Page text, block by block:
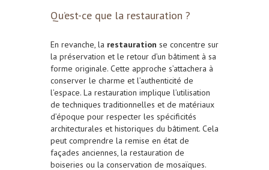
Qu’est-ce que la restauration ?
En revanche, la restauration se concentre sur
la préservation et le retour d’un bâtiment à sa
forme originale. Cette approche s’attachera à
conserver le charme et l’authenticité de
l’espace. La restauration implique l’utilisation
de techniques traditionnelles et de matériaux
d’époque pour respecter les spécificités
architecturales et historiques du bâtiment. Cela
peut comprendre la remise en état de
façades anciennes, la restauration de
boiseries ou la conservation de mosaïques.